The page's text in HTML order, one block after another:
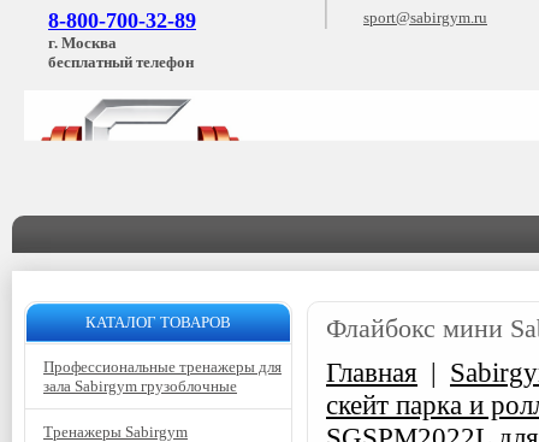
8-800-700-32-89
г. Москва
бесплатный телефон
sport@sabirgym.ru
Флайбокс мини
Главная |
скейт парка и
КАТАЛОГ ТОВАРОВ
Профессиональные тренажеры для
зала Sabirgym грузоблочные
Тренажеры Sabirgym